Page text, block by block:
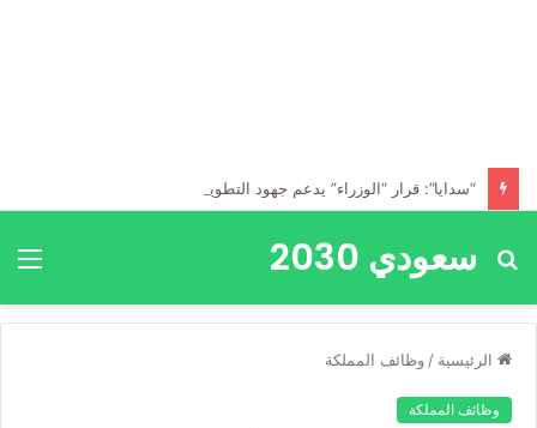
“سدايا”: قرار “الوزراء” يدعم جهود التطوير بالذكاء الاصطناعي
سعودي 2030
بحث
الرئيسية / وظائف المملكة
وظائف المملكة